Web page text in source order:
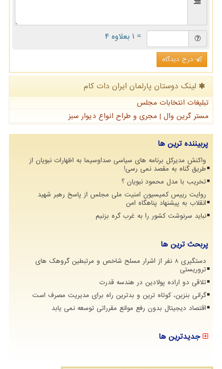
= ۱ بعلاوه ۴
درج دیدگاه
لینک دوستان پارلمان ایران دات كام
تبلیغات انتخابات مجلس
مستر گرین وال | مجری و طراح انواع دیوار سبز
پربیننده ترین ها
واکنش مدیرکل برنامه های سیاسی صداوسیما به اظهارات نبویان از
طریق گناه به مقصد نمی رسی!
تخریب با مدل محمود نبویان ؟
روایت رییس کمیسیون امنیت ملی مجلس از پاسخ رهبر شهید
انقلاب به پیشنهاد پناهگاه امن
نباید سرنوشت کشور را به غرب گره بزنیم
پربحث ترین ها
دستگیری 8 نفر از اشرار مسلح شاخص و مرتبطین گروهک های
تروریستی
تلاقی دو اراده پولادین در هندسه قدرت
گرانی بنزین، کوتاه ترین و بدترین راه برای مدیریت مصرف است
اقتصاد دیجیتال بدون رفع موانع مقرراتی توسعه نمی یابد
جدیدترین ها